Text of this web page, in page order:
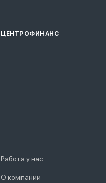
ЦЕНТРОФИНАНС
Работа у нас
О компании